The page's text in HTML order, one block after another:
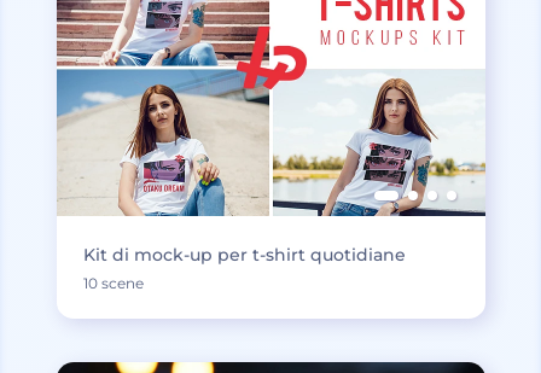
Kit di mock-up per t-shirt quotidiane
10 scene